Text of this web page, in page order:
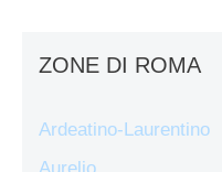
ZONE DI ROMA
Ardeatino-Laurentino